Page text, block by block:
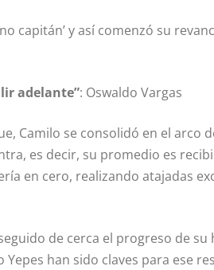
capitán’ y así comenzó su
adelante”: Oswaldo Vargas
Camilo se consolidó en el arco
es decir, su promedio es
en cero, realizando atajadas
de cerca el progreso de
han sido claves para ese